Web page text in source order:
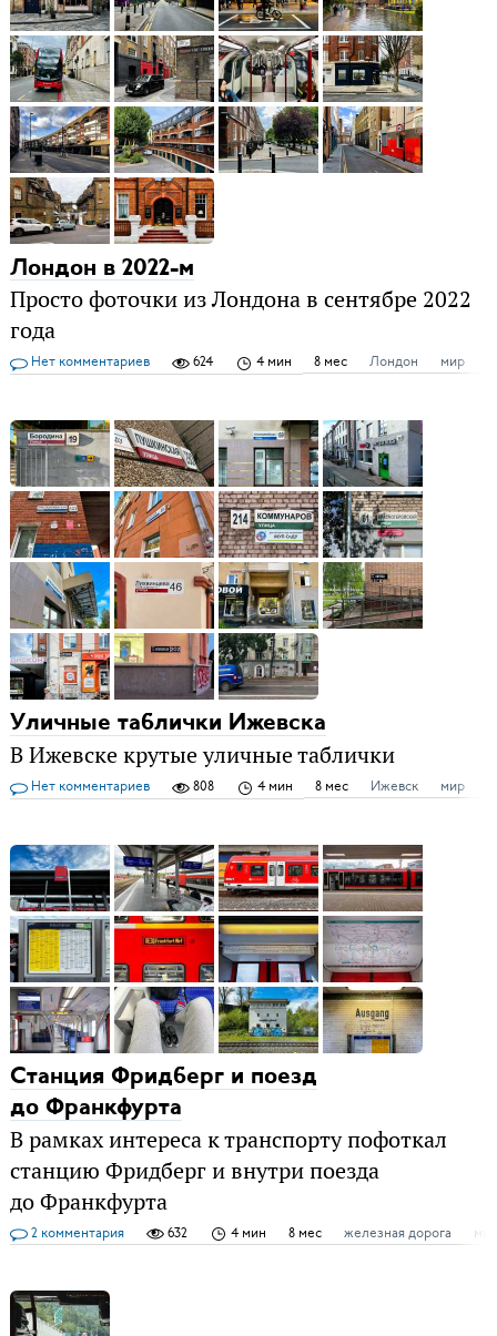
Лондон в 2022-м
Просто фоточки из Лондона в сентябре 2022
года
Нет комментариев 624 4 мин 8 мес Лондон мир
Уличные таблички Ижевска
В Ижевске крутые уличные таблички
Нет комментариев 808 4 мин 8 мес Ижевск мир
Станция Фридберг и поезд
до Франкфурта
В рамках интереса к транспорту пофоткал
станцию Фридберг и внутри поезда
до Франкфурта
2 комментария 632 4 мин 8 мес железная дорога мир